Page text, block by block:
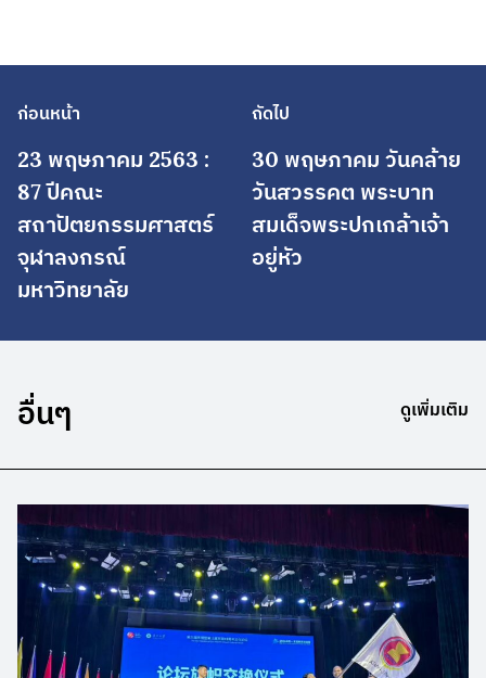
ก่อนหน้า
23 พฤษภาคม 2563 :
87 ปีคณะ
สถาปัตยกรรมศาสตร์
จุฬาลงกรณ์
มหาวิทยาลัย
ถัดไป
30 พฤษภาคม วันคล้าย
วันสวรรคต พระบาท
สมเด็จพระปกเกล้าเจ้า
อยู่หัว
อื่นๆ ดูเพิ่มเติม